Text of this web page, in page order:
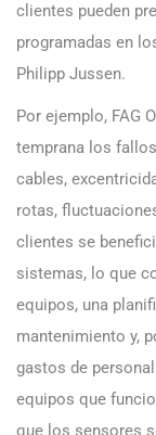
clientes pueden
programadas en
Philipp Jussen.
Por ejemplo, FAG
temprana los
cables,
rotas,
clientes se
sistemas, lo que
equipos, una
mantenimiento y,
gastos de
equipos que
que los sensores